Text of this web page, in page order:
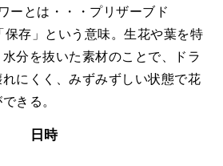
ーとは・・・プリザーブド
保存」という意味。生花や葉を特
分を抜いた素材のことで、ドラ
にくく、みずみずしい状態で花
きる。
日時